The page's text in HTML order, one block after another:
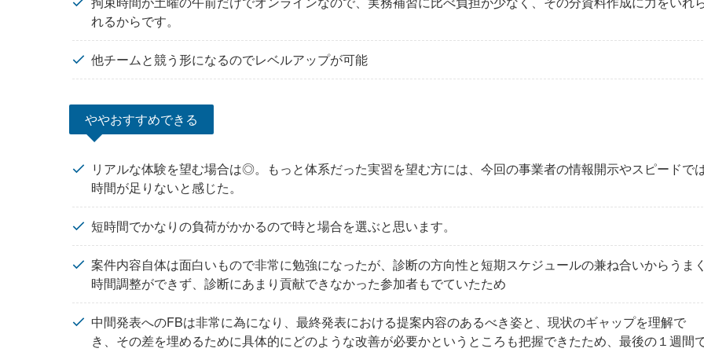
れるからです。
他チームと競う形になるのでレベルアップが可能
ややおすすめできる
リアルな体験を望む場合は◎。もっと体系だった実習を望む方には、今回の事業者の情報開示やスピードで
時間が足りないと感じた。
短時間でかなりの負荷がかかるので時と場合を選ぶと思います。
案件内容自体は面白いもので非常に勉強になったが、診断の方向性と短期スケジュールの兼ね合いからうまく
時間調整ができず、診断にあまり貢献できなかった参加者もでていたため
中間発表へのFBは非常に為になり、最終発表における提案内容のあるべき姿と、現状のギャップを理解で
き、その差を埋めるために具体的にどのような改善が必要かというところも把握できたため、最後の１週間